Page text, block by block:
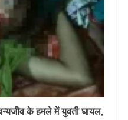
के हमले में युवती घायल,